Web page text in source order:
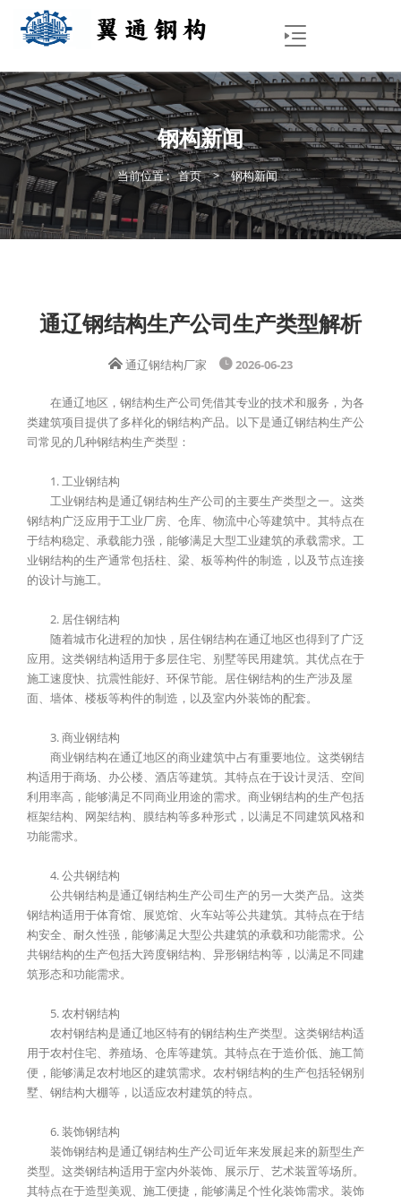
钢构新闻
当前位置 : 首页 > 钢构新闻
通辽钢结构生产公司生产类型解析
通辽钢结构厂家 2026-06-23
在通辽地区，钢结构生产公司凭借其专业的技术和服务，为各
类建筑项目提供了多样化的钢结构产品。以下是通辽钢结构生产公
司常见的几种钢结构生产类型：
1. 工业钢结构
工业钢结构是通辽钢结构生产公司的主要生产类型之一。这类
钢结构广泛应用于工业厂房、仓库、物流中心等建筑中。其特点在
于结构稳定、承载能力强，能够满足大型工业建筑的承载需求。工
业钢结构的生产通常包括柱、梁、板等构件的制造，以及节点连接
的设计与施工。
2. 居住钢结构
随着城市化进程的加快，居住钢结构在通辽地区也得到了广泛
应用。这类钢结构适用于多层住宅、别墅等民用建筑。其优点在于
施工速度快、抗震性能好、环保节能。居住钢结构的生产涉及屋
面、墙体、楼板等构件的制造，以及室内外装饰的配套。
3. 商业钢结构
商业钢结构在通辽地区的商业建筑中占有重要地位。这类钢结
构适用于商场、办公楼、酒店等建筑。其特点在于设计灵活、空间
利用率高，能够满足不同商业用途的需求。商业钢结构的生产包括
框架结构、网架结构、膜结构等多种形式，以满足不同建筑风格和
功能需求。
4. 公共钢结构
公共钢结构是通辽钢结构生产公司生产的另一大类产品。这类
钢结构适用于体育馆、展览馆、火车站等公共建筑。其特点在于结
构安全、耐久性强，能够满足大型公共建筑的承载和功能需求。公
共钢结构的生产包括大跨度钢结构、异形钢结构等，以满足不同建
筑形态和功能需求。
5. 农村钢结构
农村钢结构是通辽地区特有的钢结构生产类型。这类钢结构适
用于农村住宅、养殖场、仓库等建筑。其特点在于造价低、施工简
便，能够满足农村地区的建筑需求。农村钢结构的生产包括轻钢别
墅、钢结构大棚等，以适应农村建筑的特点。
6. 装饰钢结构
装饰钢结构是通辽钢结构生产公司近年来发展起来的新型生产
类型。这类钢结构适用于室内外装饰、展示厅、艺术装置等场所。
其特点在于造型美观、施工便捷，能够满足个性化装饰需求。装饰